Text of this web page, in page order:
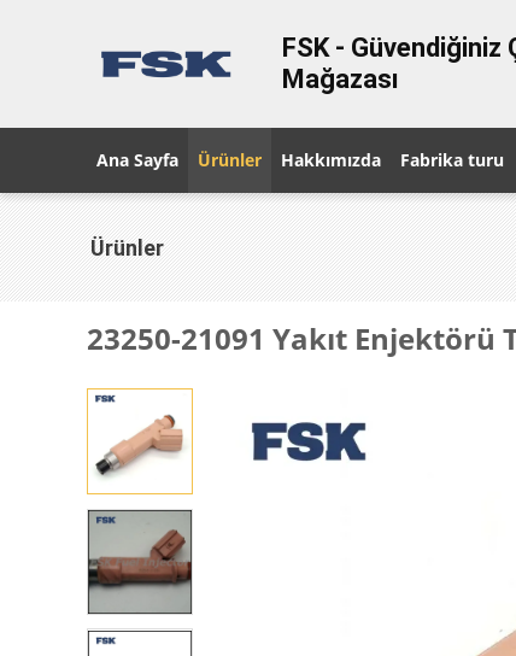
FSK - Güvendiğiniz
Mağazası
Ana Sayfa Ürünler Hakkımızda Fabrika turu
Ürünler
23250-21091 Yakıt